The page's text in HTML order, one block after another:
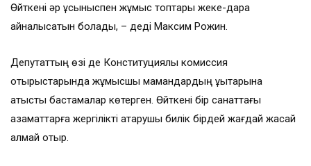
Өйткені әр ұсыныспен жұмыс топтары жеке-дара
айналысатын болады, – деді Максим Рожин.
Депутаттың өзі де Конституциялық комиссия
отырыстарында жұмысшы мамандардың құқықтарына
қатысты бастамалар көтерген. Өйткені бір санаттағы
азаматтарға жергілікті атқарушы билік бірдей жағдай жасай
алмай отыр.